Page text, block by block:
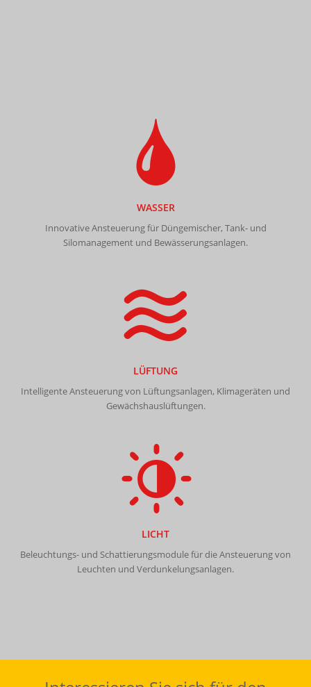
WASSER
Innovative Ansteuerung für Düngemischer, Tank- und
Silomanagement und Bewässerungsanlagen.
LÜFTUNG
Intelligente Ansteuerung von Lüftungsanlagen, Klimageräten und
Gewächshauslüftungen.
LICHT
Beleuchtungs- und Schattierungsmodule für die Ansteuerung von
Leuchten und Verdunkelungsanlagen.